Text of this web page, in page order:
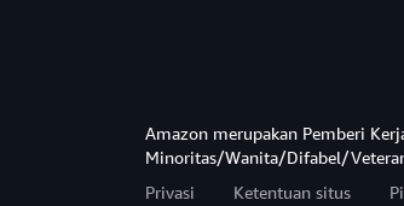
Amazon merupakan Pemberi
Minoritas/Wanita/Difabel/
Privasi
Ketentuan situs